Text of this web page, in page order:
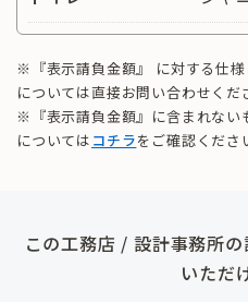
※『表示請負金額』 に対する仕
については直接お問い合わせくだ
※『表示請負金額』に含まれない
については コチラをご確認くださ
この工務店 / 設計事務所
いただ